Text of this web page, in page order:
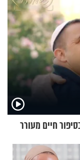
חיים מעורר